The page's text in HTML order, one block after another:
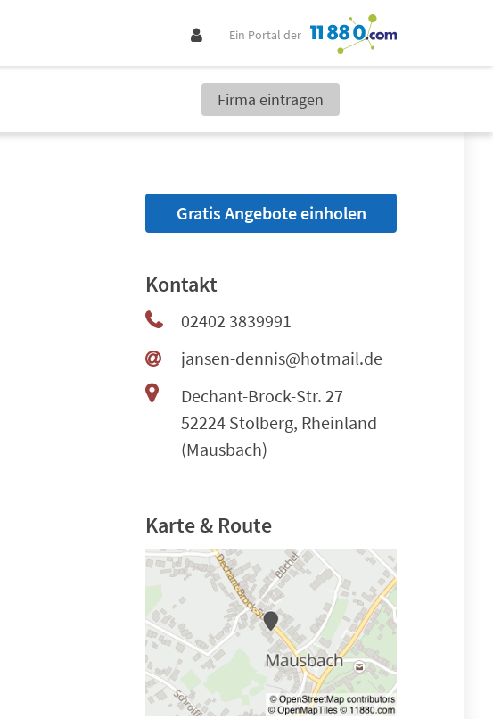
Ein Portal der
Firma eintragen
Gratis Angebote einholen
Kontakt
02402 3839991
jansen-dennis@hotmail.de
Dechant-Brock-Str. 27
52224 Stolberg, Rheinland
(Mausbach)
Karte & Route